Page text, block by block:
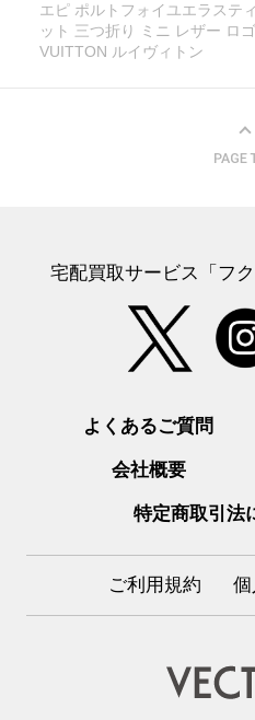
エピ ポルトフォイユエラステ
ット 三つ折り ミニ レザー ロ
VUITTON ルイヴィトン
宅配買取サービス「フ
よくあるご質問
会社概要
特定商取引法
ご利用規約